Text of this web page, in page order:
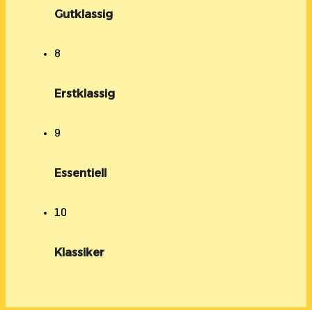
Gutklassig
8
Erstklassig
9
Essentiell
10
Klassiker